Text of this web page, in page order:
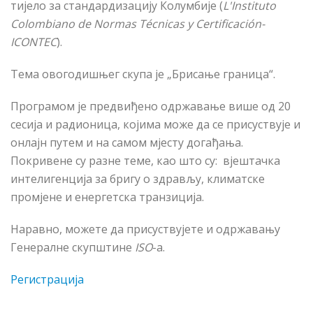
тијело за стандардизацију Колумбије (L'Instituto
Colombiano de Normas Técnicas y Certificación-
ICONTEC).
Тема овогодишњег скупа је „Брисање граница“.
Програмом је предвиђено одржавање више од 20
сесија и радионица, којима може да се присуствује и
онлајн путем и на самом мјесту догађања.
Покривене су разне теме, као што су: вјештачка
интелигенција за бригу о здрављу, климатске
промјене и енергетска транзиција.
Наравно, можете да присуствујете и одржавању
Генералне скупштине ISO-а.
Регистрација